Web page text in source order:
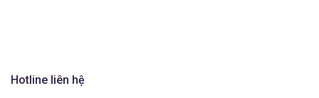
Hotline liên hệ